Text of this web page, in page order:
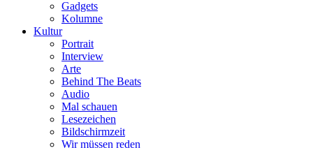
Gadgets
Kolumne
Kultur
Portrait
Interview
Arte
Behind The Beats
Audio
Mal schauen
Lesezeichen
Bildschirmzeit
Wir müssen reden